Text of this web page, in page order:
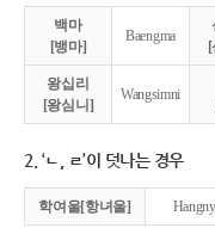
백마
[뱅마]
Baengma
왕십리
[왕심니]
Wangsimni
2. ‘ㄴ, ㄹ’이 덧나는 경우
학여울[항녀울]